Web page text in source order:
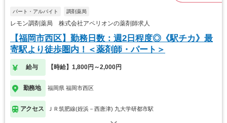
パート・アルバイト 調剤薬局
レモン調剤薬局 株式会社アペリオンの薬剤師求人
【福岡市西区】勤務日数：週2日程度◎《駅チカ》最
寄駅より徒歩圏内！＜薬剤師・パート＞
給与 【時給】1,800円～2,000円
勤務地 福岡県 福岡市西区
アクセス ＪＲ筑肥線(姪浜－西唐津) 九大学研都市駅